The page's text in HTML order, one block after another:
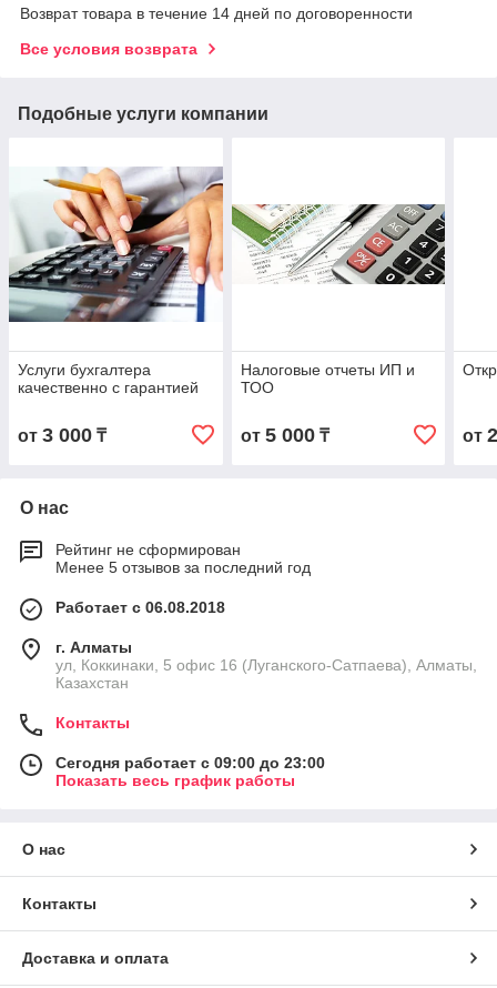
Возврат товара в течение 14 дней по договоренности
Все условия возврата
Подобные услуги компании
Услуги бухгалтера
качественно с гарантией
от 3 000 ₸
Налоговые отчеты ИП и
ТОО
от 5 000₸ от
О нас
Рейтинг не сформирован
Менее 5 отзывов за последний год
Работает с 06.08.2018
г. Алматы
ул, Коккинаки, 5 офис 16 (Луганского-Сатпаева), Алматы,
Казахстан
Контакты
Сегодня работает с 09:00 до 23:00
Показать весь график работы
О нас
Контакты
Доставка и оплата